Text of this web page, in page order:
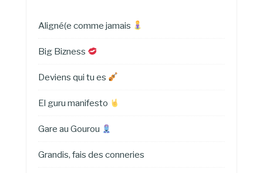
Aligné(e comme jamais
Big Bizness
Deviens qui tu es
El guru manifesto
Gare au Gourou
Grandis, fais des conneries